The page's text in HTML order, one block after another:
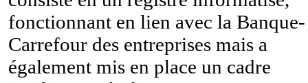
fonctionnant en lien avec la Banque-
Carrefour des entreprises mais a
également mis en place un cadre